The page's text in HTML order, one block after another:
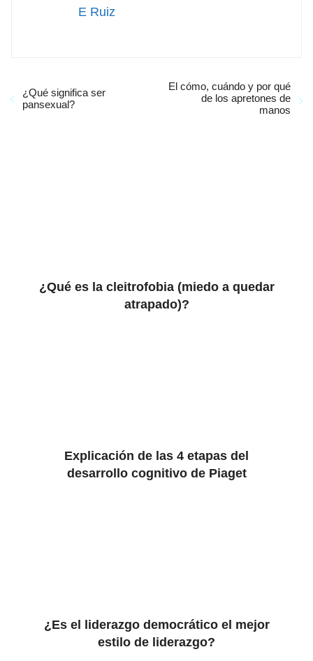
E Ruiz
¿Qué significa ser
pansexual?
El cómo, cuándo y por qué
de los apretones de
manos
¿Qué es la cleitrofobia (miedo a quedar
atrapado)?
Explicación de las 4 etapas del
desarrollo cognitivo de Piaget
¿Es el liderazgo democrático el mejor
estilo de liderazgo?